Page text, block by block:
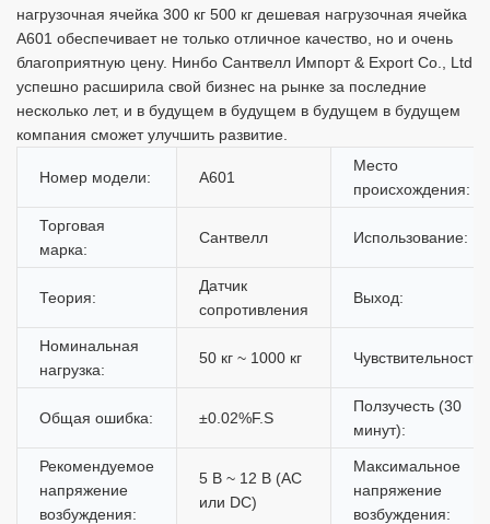
нагрузочная ячейка 300 кг 500 кг дешевая нагрузочная ячейка
A601 обеспечивает не только отличное качество, но и очень
благоприятную цену. Нинбо Сантвелл Импорт & Export Co., Ltd
успешно расширила свой бизнес на рынке за последние
несколько лет, и в будущем в будущем в будущем в будущем
компания сможет улучшить развитие.
Номер модели: A601
Место
происхождения:
Торговая
марка:
Сантвелл Использование:
Теория:
Датчик
сопротивления
Выход:
Номинальная
нагрузка:
50 кг ~ 1000 кг Чувствительность:
Общая ошибка: ±0.02%F.S
Ползучесть (30
минут):
Рекомендуемое
напряжение
возбуждения:
5 В ~ 12 В (AC
или DC)
Максимальное
напряжение
возбуждения: